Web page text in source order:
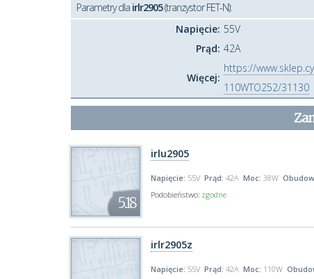
Parametry dla irlr2905(tranzystor FET-N):
Napięcie: 55V
Prąd: 42A
Więcej:
https://
110WTO252/31130
5.18
irlu2905
Napięcie: 55V Prąd: 42A Moc: 38W
Podobieństwo: zgodne
irlr2905z
Napięcie: 55V Prąd: 42A Moc: 110W